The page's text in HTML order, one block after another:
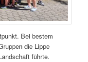
Bei bestem
die Lippe
führte.